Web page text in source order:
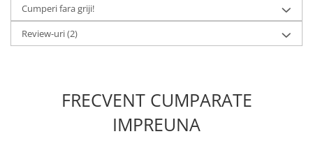
Cumperi fara griji!
Review-uri(2)
FRECVENT CUMPARATE
IMPREUNA